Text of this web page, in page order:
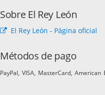
Sobre El Rey León
El Rey León - Página oficial
Métodos de pago
PayPal VISA MasterCard American